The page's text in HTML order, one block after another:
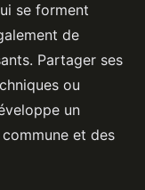
se forment
de
Partager ses
ou
un
et des